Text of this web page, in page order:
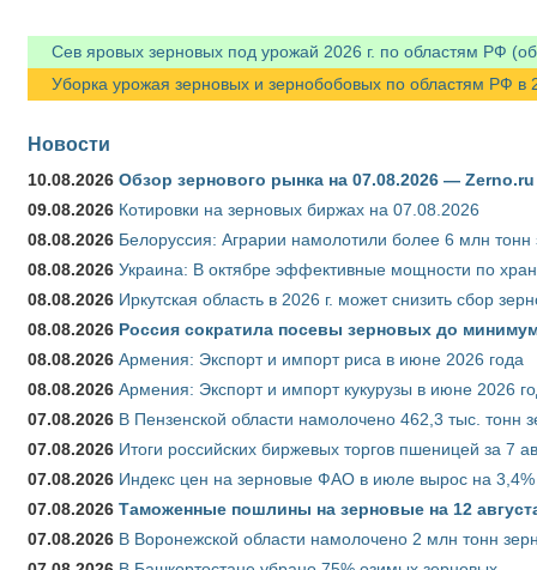
Сев яровых зерновых под урожай 2026 г. по областям РФ
Уборка урожая зерновых и зернобобовых по областям РФ в
Новости
10.08.2026 Обзор зернового рынка на 07.08.2026 — Zerno.ru
09.08.2026 Котировки на зерновых биржах на 07.08.2026
08.08.2026 Белоруссия: Аграрии намолотили более 6 млн тонн
08.08.2026 Украина: В октябре эффективные мощности по
08.08.2026 Иркутская область в 2026 г. может снизить сбор
08.08.2026 Россия сократила посевы зерновых до
08.08.2026 Армения: Экспорт и импорт риса в июне 2026 года
08.08.2026 Армения: Экспорт и импорт кукурузы в июне 2026
07.08.2026 В Пензенской области намолочено 462,3 тыс. тонн
07.08.2026 Итоги российских биржевых торгов пшеницей за 7
07.08.2026 Индекс цен на зерновые ФАО в июле вырос на 3,4%
07.08.2026 Таможенные пошлины на зерновые на 12
07.08.2026 В Воронежской области намолочено 2 млн тонн